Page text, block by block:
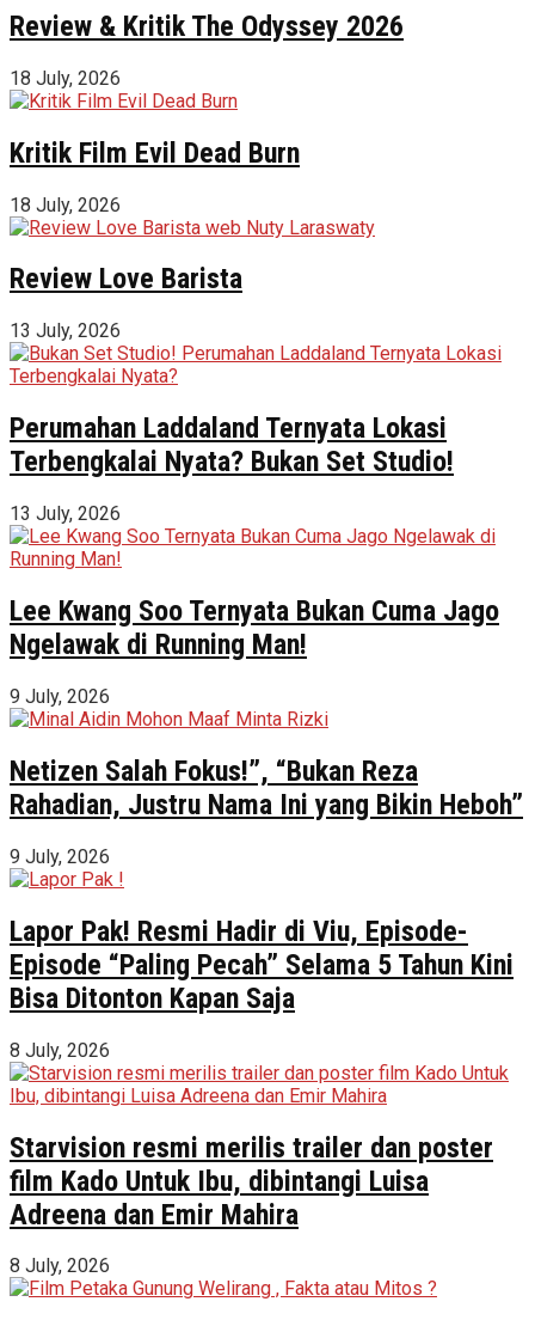
Review & Kritik The Odyssey 2026
18 July, 2026
Kritik Film Evil Dead Burn
18 July, 2026
Review Love Barista
13 July, 2026
Perumahan Laddaland Ternyata Lokasi
Terbengkalai Nyata? Bukan Set Studio!
13 July, 2026
Lee Kwang Soo Ternyata Bukan Cuma Jago
Ngelawak di Running Man!
9 July, 2026
Netizen Salah Fokus!”, “Bukan Reza
Rahadian, Justru Nama Ini yang Bikin Heboh”
9 July, 2026
Lapor Pak! Resmi Hadir di Viu, Episode-
Episode “Paling Pecah” Selama 5 Tahun Kini
Bisa Ditonton Kapan Saja
8 July, 2026
Starvision resmi merilis trailer dan poster
film Kado Untuk Ibu, dibintangi Luisa
Adreena dan Emir Mahira
8 July, 2026